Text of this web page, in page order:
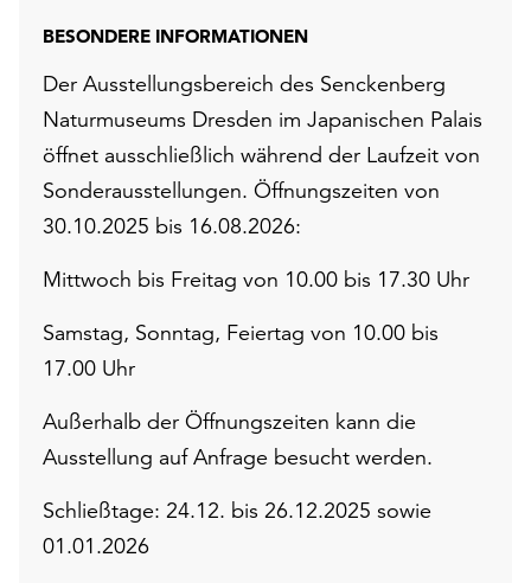
BESONDERE INFORMATIONEN
Der Ausstellungsbereich des Senckenberg
Naturmuseums Dresden im Japanischen Palais
öffnet ausschließlich während der Laufzeit von
Sonderausstellungen. Öffnungszeiten von
30.10.2025 bis 16.08.2026:
Mittwoch bis Freitag von 10.00 bis 17.30 Uhr
Samstag, Sonntag, Feiertag von 10.00 bis
17.00 Uhr
Außerhalb der Öffnungszeiten kann die
Ausstellung auf Anfrage besucht werden.
Schließtage: 24.12. bis 26.12.2025 sowie
01.01.2026